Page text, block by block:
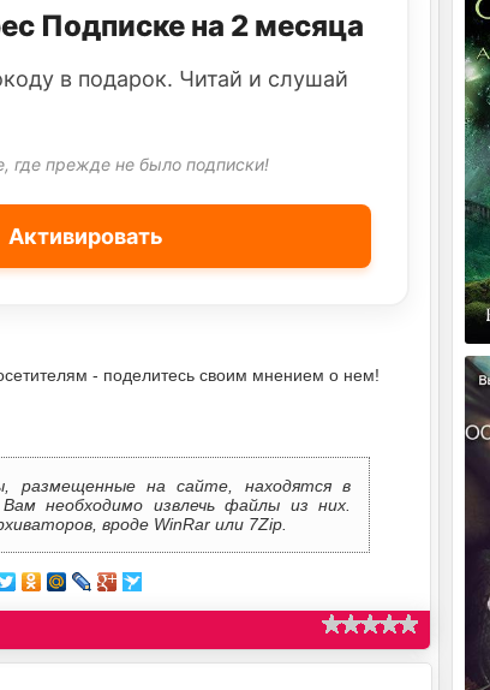
Подписке на 2 месяца
в подарок. Читай и слушай
где прежде не было подписки!
Активировать
- поделитесь своим мнением о нем!
размещенные на сайте, находятся в
необходимо извлечь файлы из них.
вроде WinRar или 7Zip.